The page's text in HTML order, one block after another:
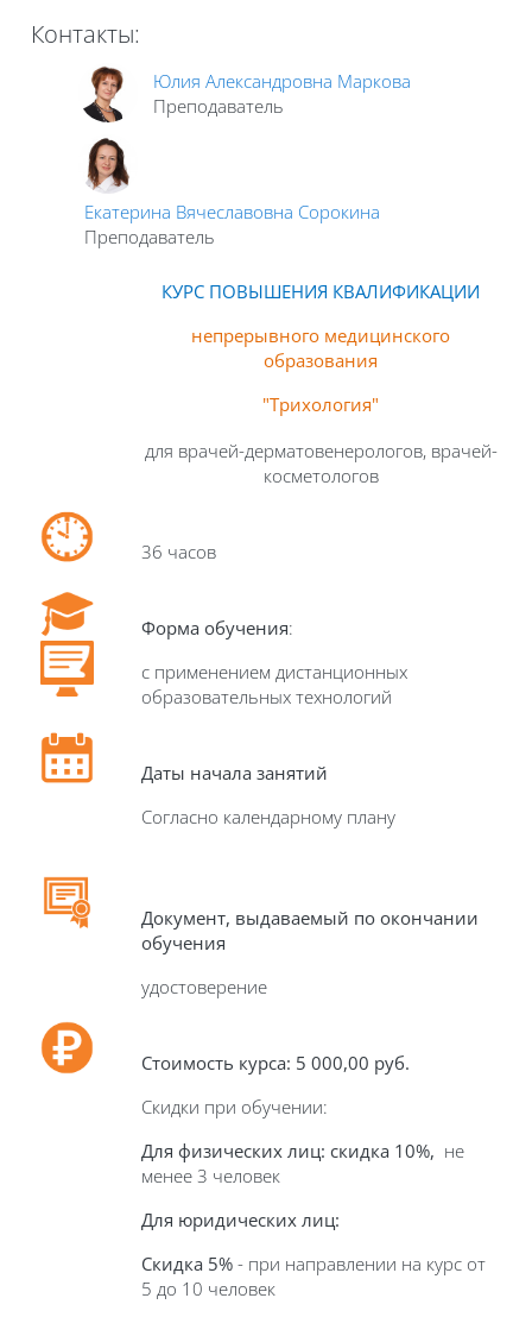
Контакты:
Юлия Александровна Маркова
Преподаватель
Екатерина Вячеславовна Сорокина
Преподаватель
КУРС ПОВЫШЕНИЯ КВАЛИФИКАЦИИ
непрерывного медицинского
образования
"Трихология"
для врачей-дерматовенерологов, врачей-
косметологов
36 часов
Форма обучения:
с применением дистанционных
образовательных технологий
Даты начала занятий
Согласно календарному плану
Документ, выдаваемый по окончании
обучения
удостоверение
Стоимость курса: 5 000,00 руб.
Скидки при обучении:
Для физических лиц: скидка 10%, не
менее 3 человек
Для юридических лиц:
Скидка 5% - при направлении на курс от
5 до 10 человек